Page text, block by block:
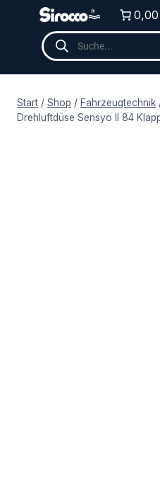
springenProducts
search
Start / Shop / Fahrzeugtechnik
Drehluftdüse Sensyo II 84